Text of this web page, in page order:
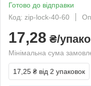
Готово до відправки
Код: zip-lock-40-60
17,28 ₴/
Мінімальна сума
17,25 ₴ від 2 упаковок